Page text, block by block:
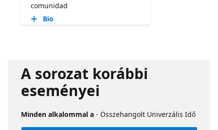
comunidad
Bio
A sorozat korábbi
eseményei
Minden alkalommal a - Összehangolt Univerzális Idő